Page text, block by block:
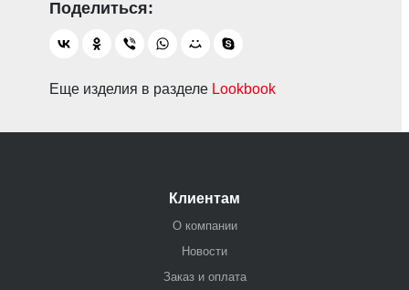
Еще изделия в разделе Lookbook
Клиентам
О компании
Новости
Заказ и оплата